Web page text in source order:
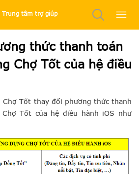
Trung tâm trợ giúp
thức thanh toán
Chợ Tốt của hệ điều
Tốt thay đổi phương thức thanh
Tốt của hệ điều hành iOS như